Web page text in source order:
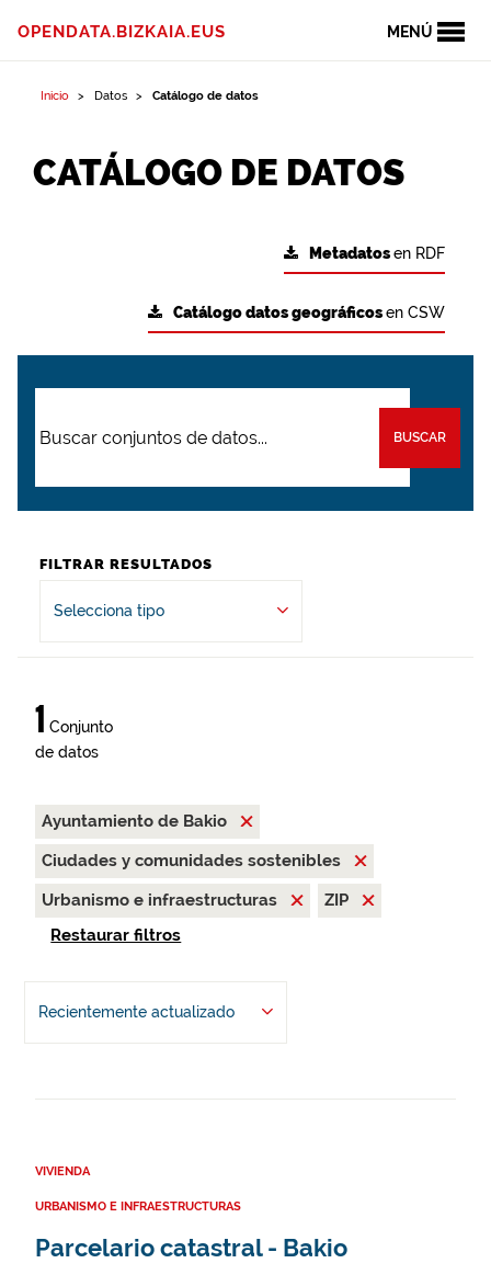
MENÚ
OPENDATA.BIZKAIA.EUS
Inicio Datos Catálogo de datos
CATÁLOGO DE DATOS
Metadatosen RDF
Catálogo datos geográficosen CSW
BUSCAR
FILTRAR RESULTADOS
Selecciona tipo
1 Conjunto
de datos
Ayuntamiento de Bakio
Ciudades y comunidades sostenibles
Urbanismo e infraestructuras
ZIP
Restaurar filtros
Recientemente actualizado
VIVIENDA
URBANISMO E INFRAESTRUCTURAS
Parcelario catastral - Bakio